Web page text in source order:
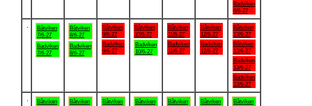
Badviken
6/6-27
Båtviken
7/6-27
Badviken
7/6-27
Båtviken
8/6-27
Badviken
8/6-27
Båtviken
9/6-27
Badviken
9/6-27
Båtviken
10/6-27
Badviken
10/6-27
Båtviken
11/6-27
Badviken
11/6-27
Båtviken
12/6-27
Badviken
12/6-27
Båtviken
13/6-27
Båtviken
13/6-27
Badviken
13/6-27
Badviken
13/6-27
Båtviken
Båtviken
Båtviken
Båtviken
Båtviken
Båtviken
Båtviken